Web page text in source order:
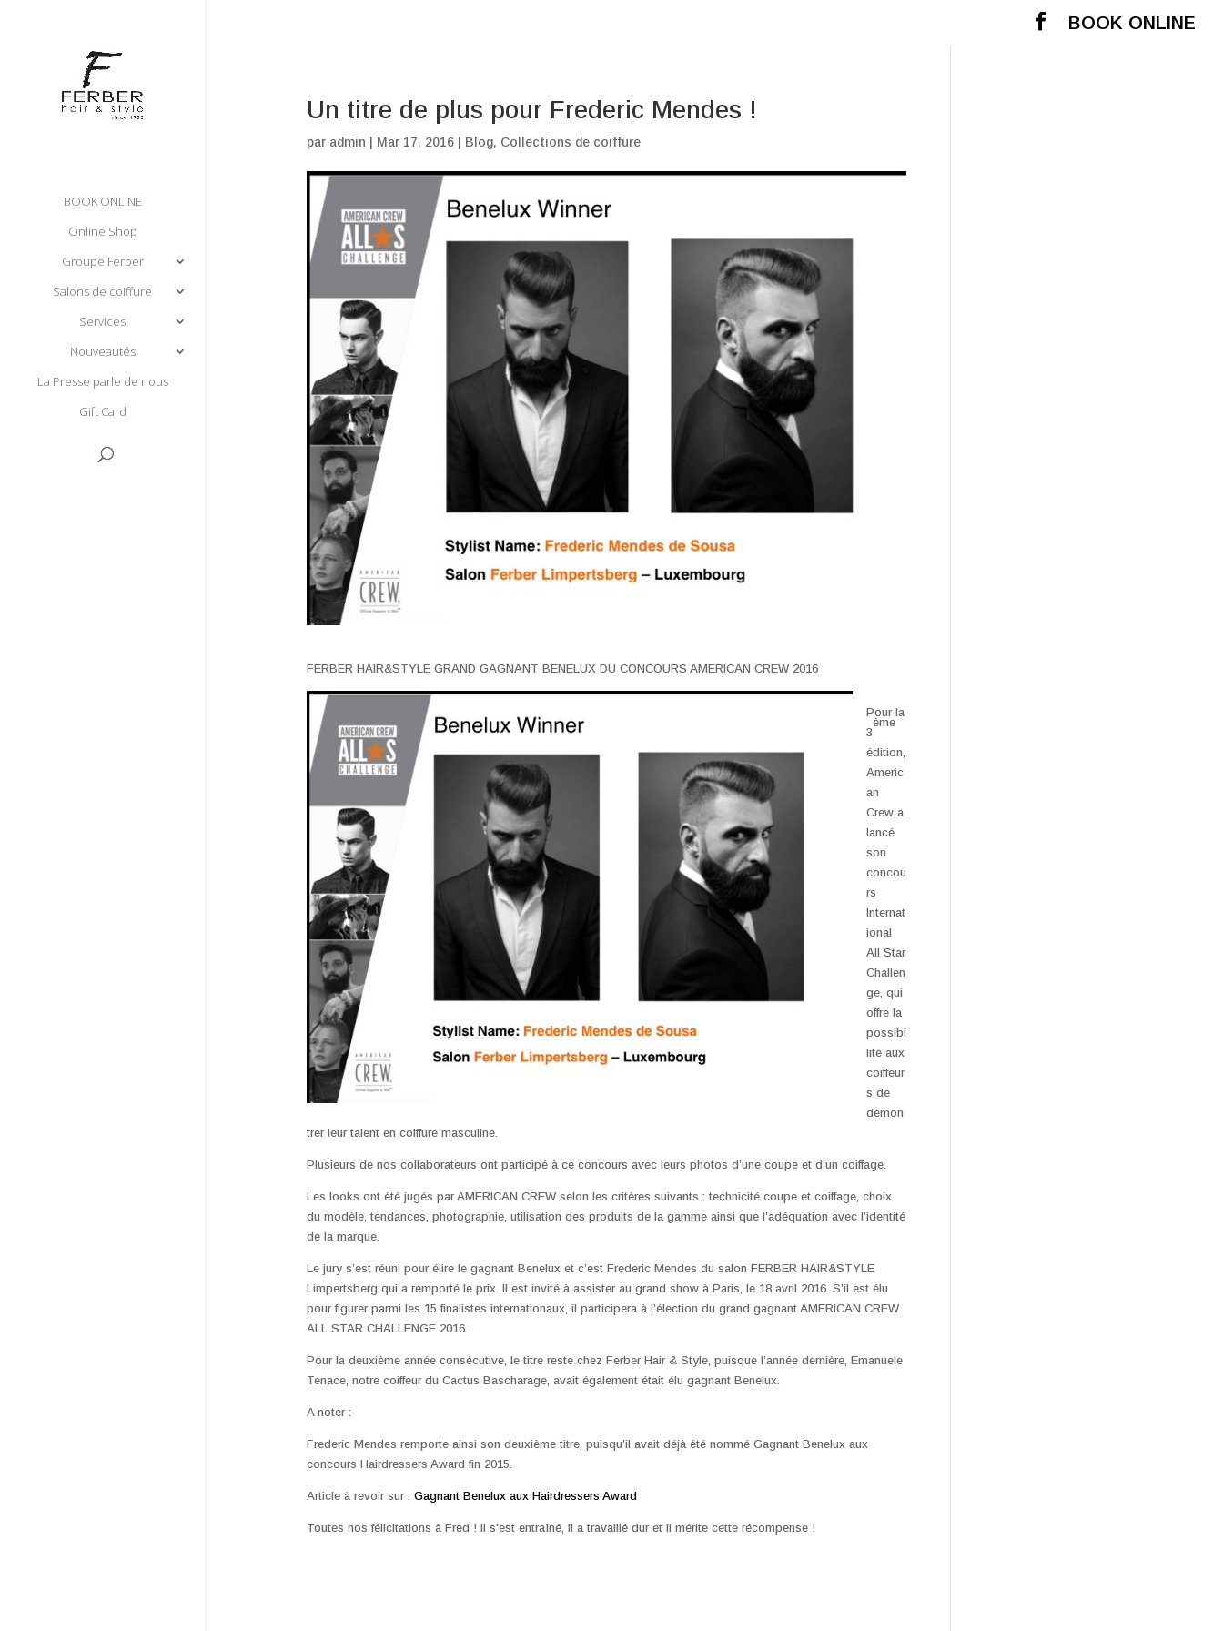
BOOK ONLINE
BOOK ONLINE
Online Shop
Groupe Ferber
Salons de coiffure
Services
Nouveautés
La Presse parle de nous
Gift Card
Un titre de plus pour Frederic Mendes !
par admin Mar 17, 2016| Blog, Collections de coiffure
FERBER HAIR&STYLE GRAND GAGNANT BENELUX DU CONCOURS AMERICAN CREW 2016
Pour la
3
ème
édition,
Americ
an
Crew a
lancé
son
concou
rs
Internat
ional
All Star
Challen
ge, qui
offre la
possibi
lité aux
coiffeur
s de
démon
trer leur talent en coiffure masculine.
Plusieurs de nos collaborateurs ont participé à ce concours avec leurs photos d’une coupe et d’un coiffage.
Les looks ont été jugés par AMERICAN CREW selon les critères suivants : technicité coupe et coiffage, choix
du modèle, tendances, photographie, utilisation des produits de la gamme ainsi que l’adéquation avec l’identité
de la marque.
Le jury s’est réuni pour élire le gagnant Benelux et c’est Frederic Mendes du salon FERBER HAIR&STYLE
Limpertsberg qui a remporté le prix. Il est invité à assister au grand show à Paris, le 18 avril 2016. S’il est élu
pour figurer parmi les 15 finalistes internationaux, il participera à l’élection du grand gagnant AMERICAN CREW
ALL STAR CHALLENGE 2016.
Pour la deuxième année consécutive, le titre reste chez Ferber Hair & Style, puisque l’année dernière, Emanuele
Tenace, notre coiffeur du Cactus Bascharage, avait également était élu gagnant Benelux.
A noter :
Frederic Mendes remporte ainsi son deuxième titre, puisqu’il avait déjà été nommé Gagnant Benelux aux
concours Hairdressers Award fin 2015.
Article à revoir sur : Gagnant Benelux aux Hairdressers Award
Toutes nos félicitations à Fred ! Il s’est entraîné, il a travaillé dur et il mérite cette récompense !